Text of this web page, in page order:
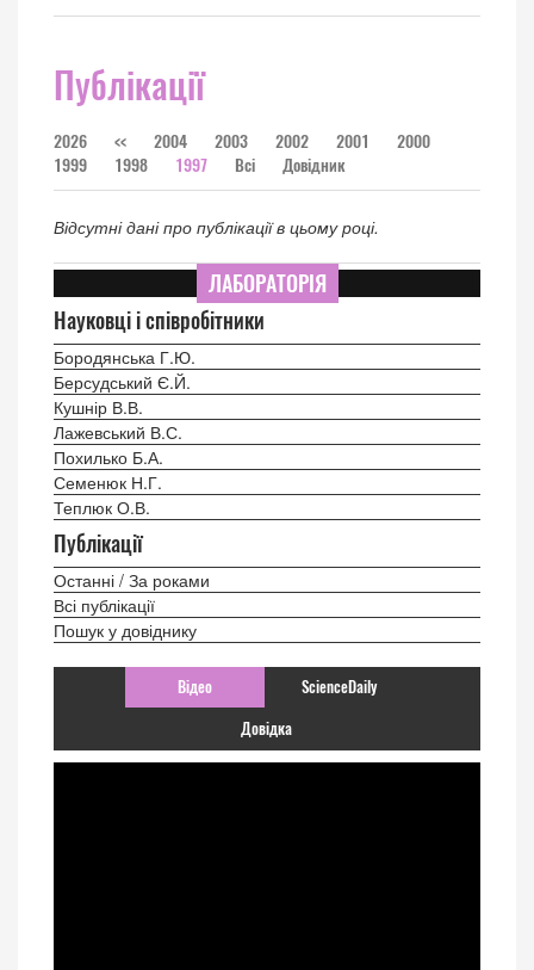
Публікації
2026 << 2004 2003 2002 2001
2000
1999
1998 1997 Всі Довідник
Відсутні дані про публікації в цьому році.
ЛАБОРАТОРІЯ
Науковці і співробітники
Бородянська Г.Ю.
Берсудський Є.Й.
Кушнір В.В.
Лажевський В.С.
Похилько Б.А.
Семенюк Н.Г.
Теплюк О.В.
Публікації
Останні / За роками
Всі публікації
Пошук у довіднику
Відео ScienceDaily
Довідка